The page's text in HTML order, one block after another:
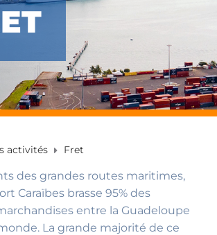
activités Fret
des grandes routes maritimes,
Caraïbes brasse 95% des
entre la Guadeloupe
La grande majorité de ce